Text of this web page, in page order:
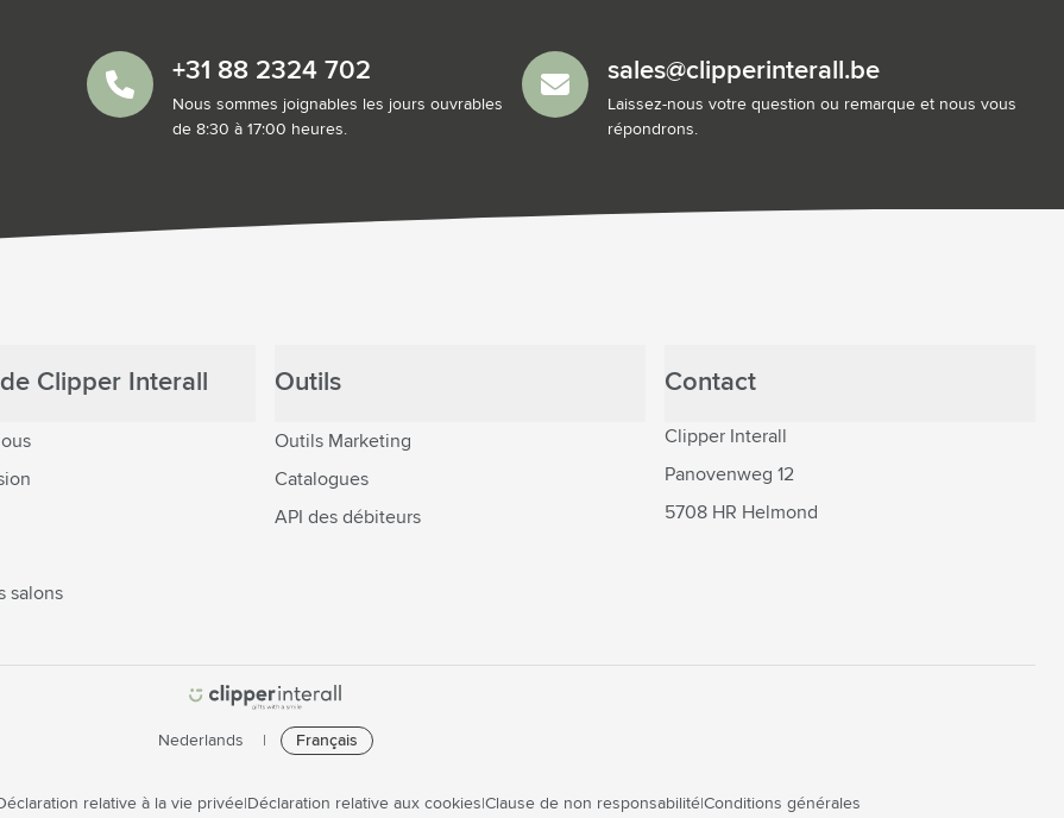
+31 88 2324 702
Nous sommes joignables les jours ouvrables
de 8:30 à 17:00 heures.
sales@clipperinterall.be
Laissez-nous votre question ou remarque et nous vous
répondrons.
Clipper Interall
salons
Outils
Outils Marketing
Catalogues
API des débiteurs
Contact
Clipper Interall
Panovenweg 12
5708 HR Helmond
Nederlands Français
relative à la vie privée Déclaration relative aux cookies Clause de non responsabilité Conditions générales